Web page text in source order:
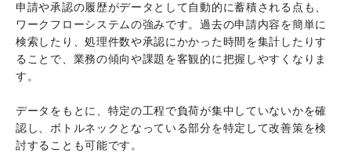
申請や承認の履歴がデータとして自動的に蓄積される点も、
ワークフローシステムの強みです。過去の申請内容を簡単に
検索したり、処理件数や承認にかかった時間を集計したりす
ることで、業務の傾向や課題を客観的に把握しやすくなりま
す。
データをもとに、特定の工程で負荷が集中していないかを確
認し、ボトルネックとなっている部分を特定して改善策を検
討することも可能です。